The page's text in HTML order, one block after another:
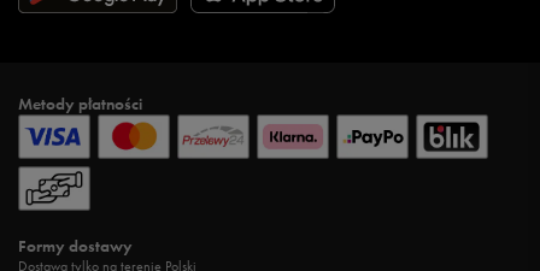
Metody płatności
Formy dostawy
Dostawa tylko na terenie Polski